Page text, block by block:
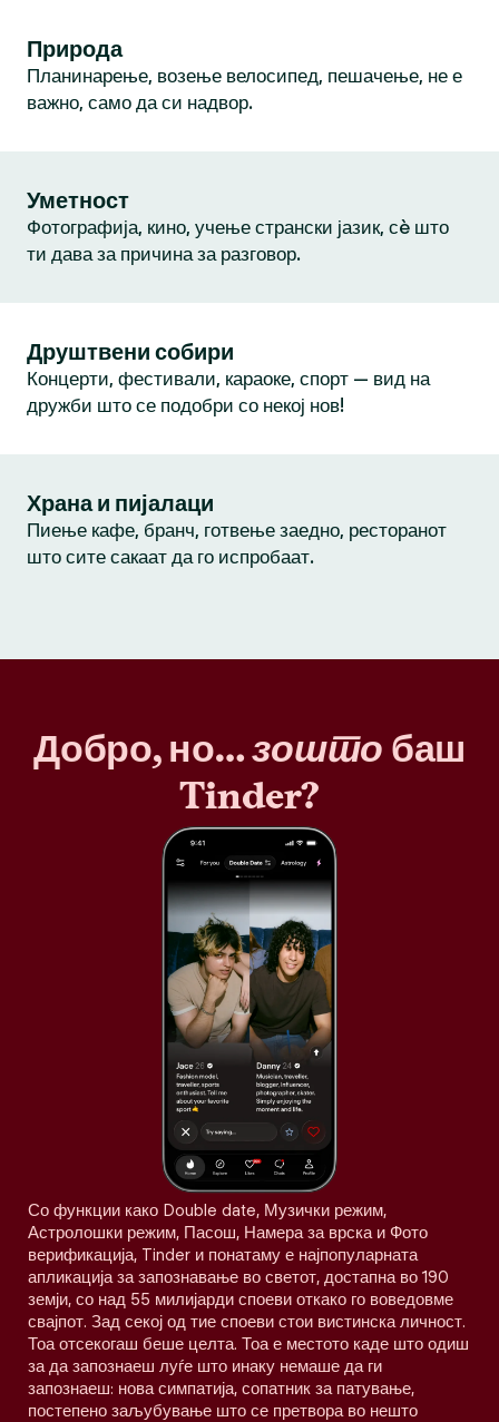
Природа
Планинарење, возење велосипед, пешачење, не е
важно, само да си надвор.
Уметност
Фотографија, кино, учење странски јазик, сè што
ти дава за причина за разговор.
Друштвени собири
Концерти, фестивали, караоке, спорт — вид на
дружби што се подобри со некој нов!
Храна и пијалаци
Пиење кафе, бранч, готвење заедно, ресторанот
што сите сакаат да го испробаат.
Добро, но…зошто баш
Tinder?
Со функции како Double date, Музички режим,
Астролошки режим, Пасош, Намера за врска и Фото
верификација, Tinder и понатаму е најпопуларната
апликација за запознавање во светот, достапна во 190
земји, со над 55 милијарди споеви откако го воведовме
свајпот. Зад секој од тие споеви стои вистинска личност.
Тоа отсекогаш беше целта. Тоа е местото каде што одиш
за да запознаеш луѓе што инаку немаше да ги
запознаеш: нова симпатија, сопатник за патување,
постепено заљубување што се претвора во нешто